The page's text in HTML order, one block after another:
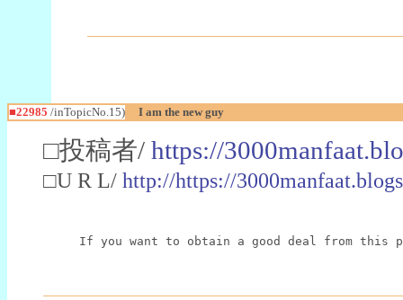
■22985 /inTopicNo.15) I am the new guy
□投稿者/ https://
□U R L/ http://https://
If you want to obtain a good deal from this